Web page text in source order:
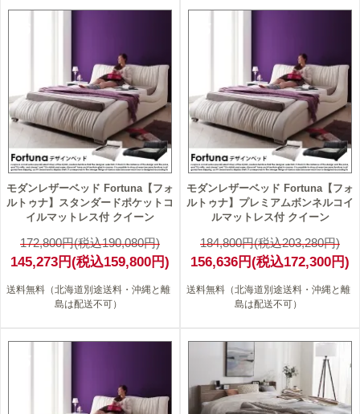
モダンレザーベッド Fortuna【フォ
ルトゥナ】スタンダードポケットコ
イルマットレス付 クイーン
172,800円(税込190,080円)
145,273円(税込159,800円)
送料無料（北海道別途送料・沖縄と離
島は配送不可）
モダンレザーベッド Fortuna【フォ
ルトゥナ】プレミアムボンネルコイ
ルマットレス付 クイーン
184,800円(税込203,280円)
156,636円(税込172,300円)
送料無料（北海道別途送料・沖縄と離
島は配送不可）